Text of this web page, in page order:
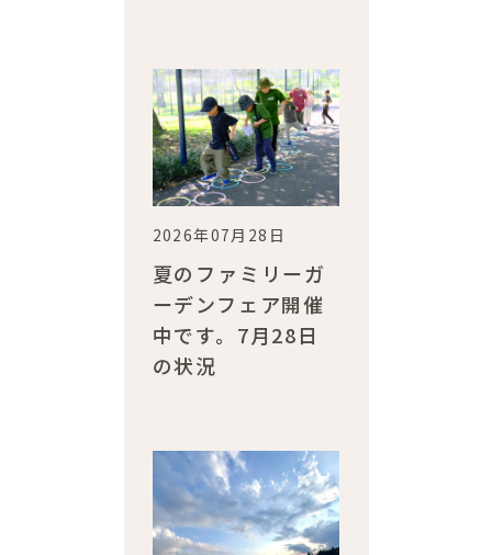
2026年07月28日
夏のファミリーガ
ーデンフェア開催
中です。7月28日
の状況